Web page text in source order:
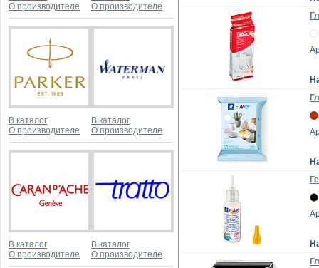
О производителе
О производителе
В каталог
О производителе
В каталог
О производителе
В каталог
О производителе
В каталог
О производителе